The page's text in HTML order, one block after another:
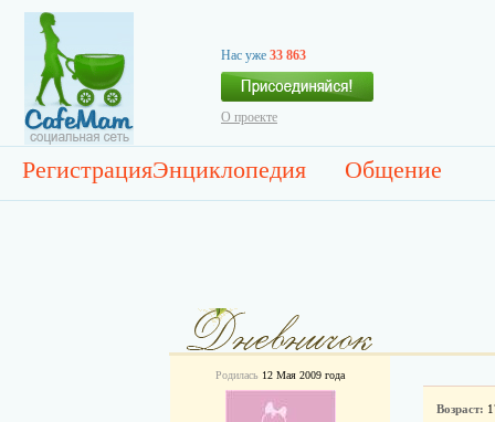
Нас уже 33 863
О проекте
РегистрацияЭнциклопедия Общение
Родилась 12 Мая 2009 года
Возраст: